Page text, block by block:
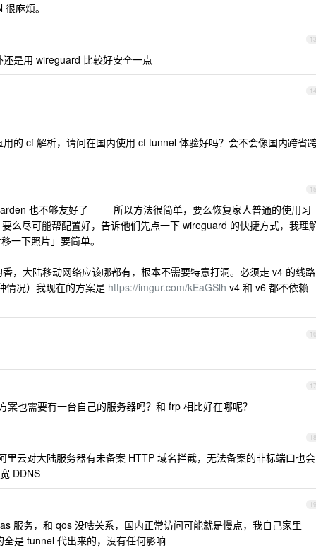
麻烦。
13
是用 wireguard 比较好安全一点
14
的 cf 解析，请问在国内使用 cf tunnel 体验好吗？会不会像国内跨省
15
也不够友好了 —— 所以方法很简单，要么恢复家人普通的使用习
么尽可能帮配置好，告诉他们先点一下 wireguard 的快捷方式，我理
一下照片」要简单。
，大陆移动网络应该哪都有，根本不需要特意打洞。必须走 v4 的线路
情况）我现在的方案是 https://imgur.com/kEaGSlh v4 和 v6 都不依赖
16
17
案也需要有一台自己的服务器吗？和 frp 相比好在哪呢？
18
里云对大陆服务器有未备案 HTTP 域名拦截，无法备案的非标端口也会
DDNS
19
服务，和 qos 没啥关系，国内正常访问可能就是慢点，我自己家里
是 tunnel 代出来的，没有任何影响